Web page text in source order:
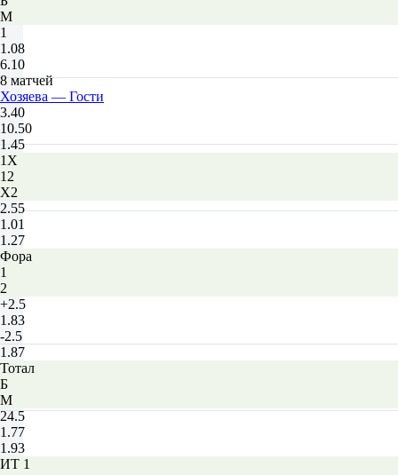
М
1
1.08
6.10
8 матчей
Хозяева — Гости
3.40
10.50
1.45
1X
12
X2
2.55
1.01
1.27
Фора
1
2
+2.5
1.83
-2.5
1.87
Тотал
Б
М
24.5
1.77
1.93
ИТ 1